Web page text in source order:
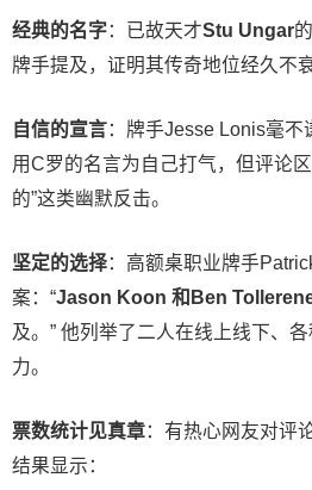
经典的名字：已故天才Stu Ungar
牌手提及，证明其传奇地位经久不衰
自信的宣言：牌手Jesse Lonis毫不
用C罗的名言为自己打气，但评论
的”这类幽默反击。
坚定的选择：高额桌职业牌手
案：“Jason Koon 和Ben
及。” 他列举了二人在线上线下、
力。
票数统计见真章：有热心网友对评
结果显示：